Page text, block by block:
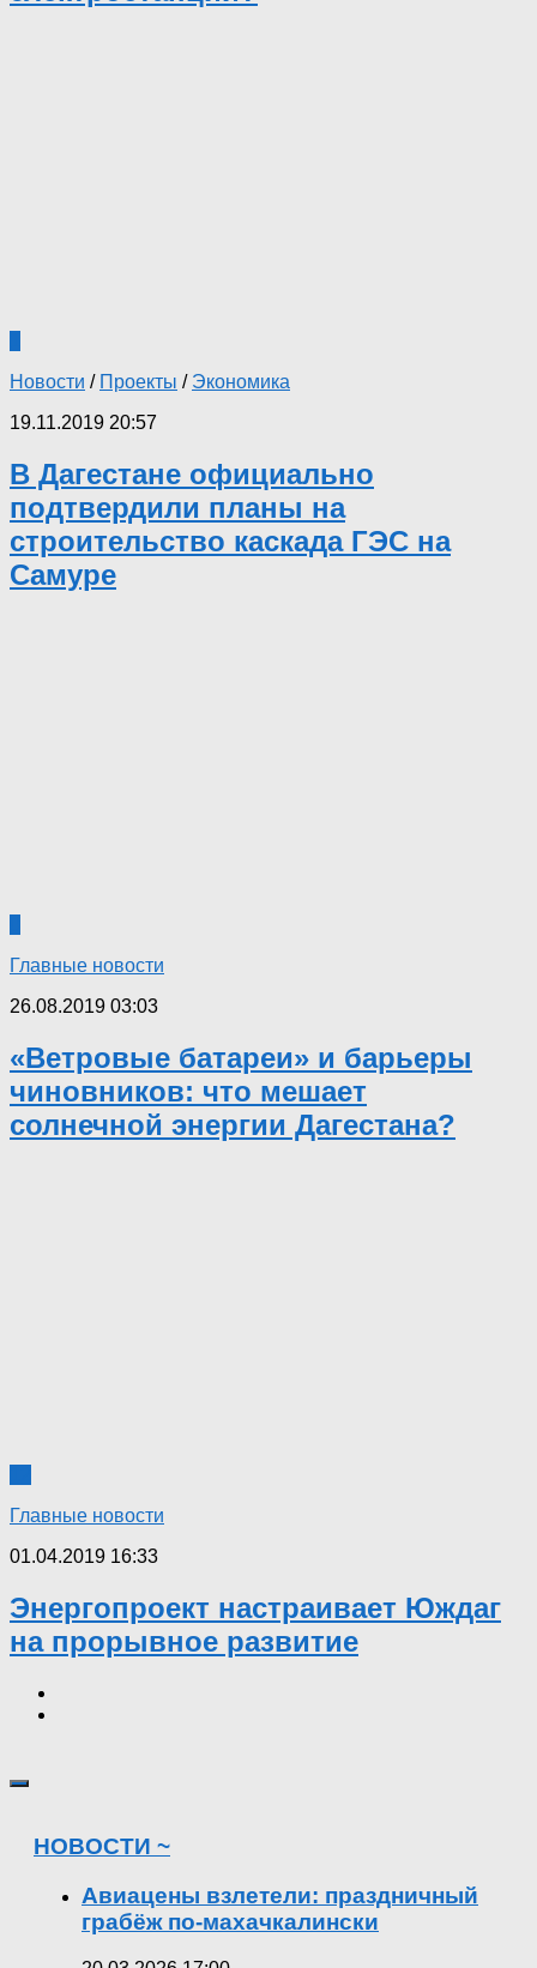
Новости / Проекты / Экономика
19.11.2019 20:57
В Дагестане официально
подтвердили планы на
строительство каскада ГЭС на
Самуре
Главные новости
26.08.2019 03:03
«Ветровые батареи» и барьеры
чиновников: что мешает
солнечной энергии Дагестана?
Главные новости
01.04.2019 16:33
Энергопроект настраивает Юждаг
на прорывное развитие
НОВОСТИ ~
Авиацены взлетели: праздничный
грабёж по-махачкалински